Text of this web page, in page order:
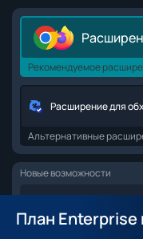
План Enterprise
Рекомендуемое
Расширение для
Альтернативные
Новые возможности